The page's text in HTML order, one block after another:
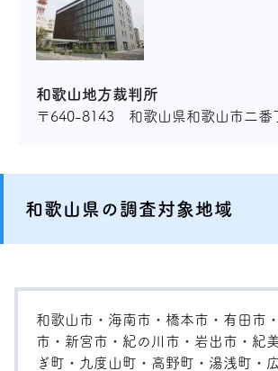
和歌山地方裁判所
〒640-8143 和歌山県和歌山市二番
和歌山県の調査対象地域
和歌山市・海南市・橋本市・有田市
市・新宮市・紀の川市・岩出市・紀
ぎ町・九度山町・高野町・湯浅町・